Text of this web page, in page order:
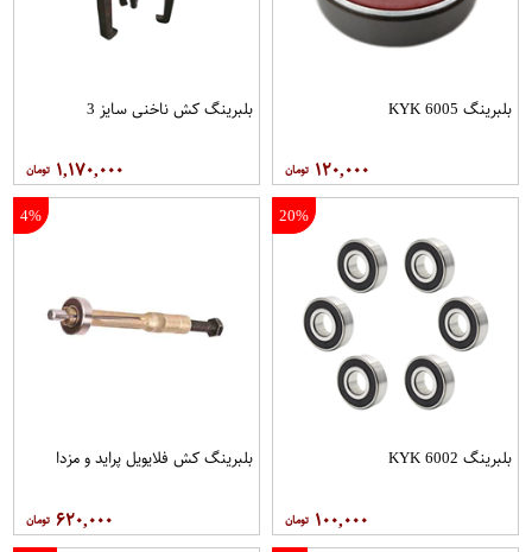
بلبرینگ 6005 KYK
۱۲۰,۰۰۰
بلبرینگ کش ناخنی سایز 3
۱,۱۷۰,۰۰۰
20%
بلبرینگ 6002 KYK
۱۰۰,۰۰۰
4%
بلبرینگ کش فلایویل پراید و مزدا
۶۲۰,۰۰۰